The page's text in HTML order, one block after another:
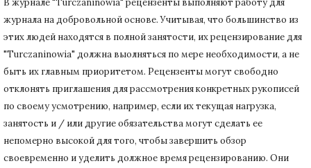
журнала на добровольной основе.Учитывая, что большинство из
этих людей находятся в полной занятости, их рецензирование для
"Turczaninowia" должна выолняться по мере необходимости, а не
быть их главным приоритетом. Рецензенты могут свободно
отклонять приглашения для рассмотрения конкретных рукописей
по своему усмотрению, например, если их текущая нагрузка,
занятость и / или другие обязательства могут сделать ее
непомерно высокой для того, чтобы завершить обзор
своевременно и уделить должное время рецензированию. Они